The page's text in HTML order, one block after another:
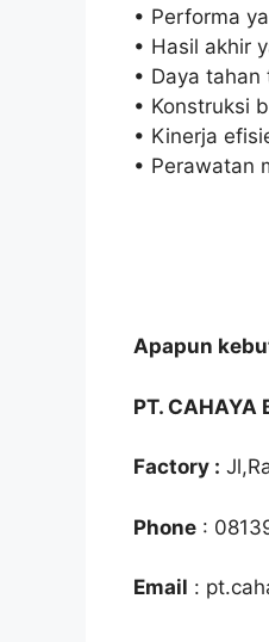
• Performa
• Hasil akhir
• Daya tahan
• Konstruksi
• Kinerja
• Perawatan
Apapun
PT. CAHAYA
Factory :
Phone :
Email :